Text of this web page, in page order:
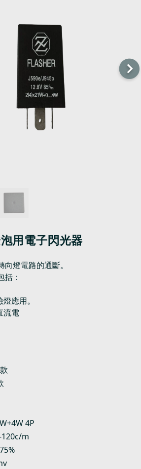
用電子閃光器
燈電路的通斷。
括：
應用。
流電
4P
m